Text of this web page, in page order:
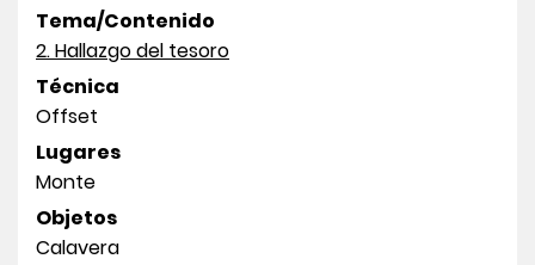
Tema/Contenido
2. Hallazgo del tesoro
Técnica
Offset
Lugares
Monte
Objetos
Calavera